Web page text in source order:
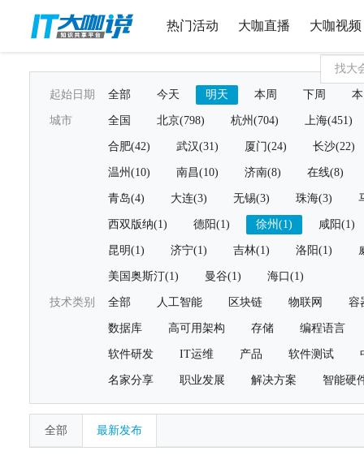
热门活动 大咖直播 大咖视频
起始日期 全部 今天 明天 本周 下周
城市 全国 北京(798) 杭州(704) 上海(451)
合肥(42) 武汉(31) 厦门(24) 长沙(22)
温州(10) 南昌(10) 济南(8) 在线(8)
青岛(4) 大连(3) 无锡(3) 珠海(3)
西双版纳(1) 德阳(1) 徐州(1) 咸阳(1)
昆明(1) 济宁(1) 吉林(1) 洛阳(1)
美国奥斯汀(1) 曼谷(1) 海口(1)
技术类别 全部 人工智能 区块链 物联网 容
数据库 高可用架构 存储 编程语言
软件研发 IT运维 产品 软件测试
名家分享 职业发展 解决方案 智能硬
全部 最新发布